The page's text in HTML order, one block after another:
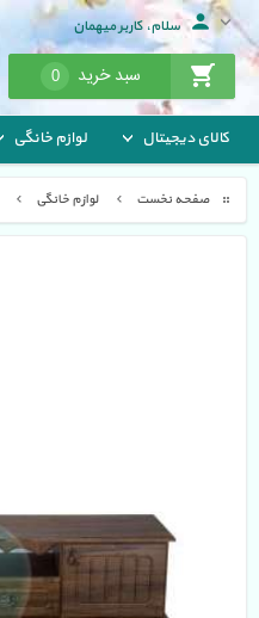
سلام، کاربر میهمان
سبد خرید 0
کالای دیجیتال لوازم خانگی
صفحه نخست لوازم خانگی